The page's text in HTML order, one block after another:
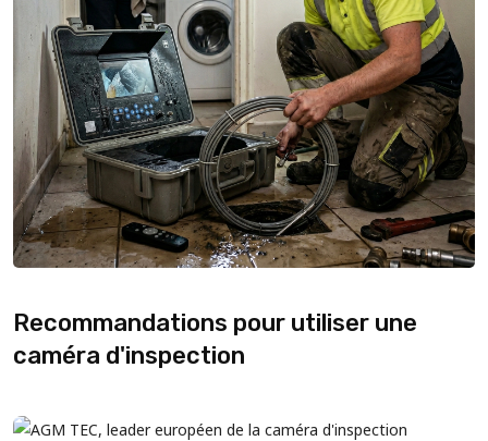
Recommandations pour utiliser une
caméra d'inspection